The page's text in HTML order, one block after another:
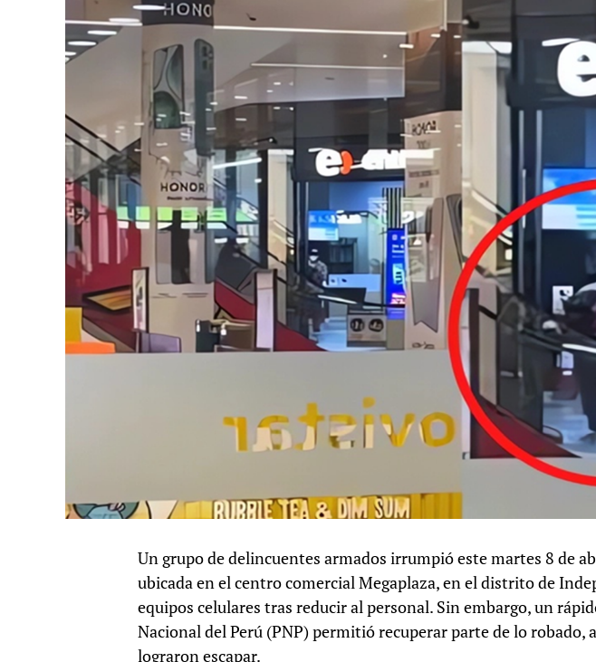
Un grupo de delincuentes armados irrumpió este martes 8 de
ubicada en el centro comercial Megaplaza, en el distrito de
equipos celulares tras reducir al personal. Sin embargo, un
Nacional del Perú (PNP) permitió recuperar parte de lo robado,
lograron escapar.